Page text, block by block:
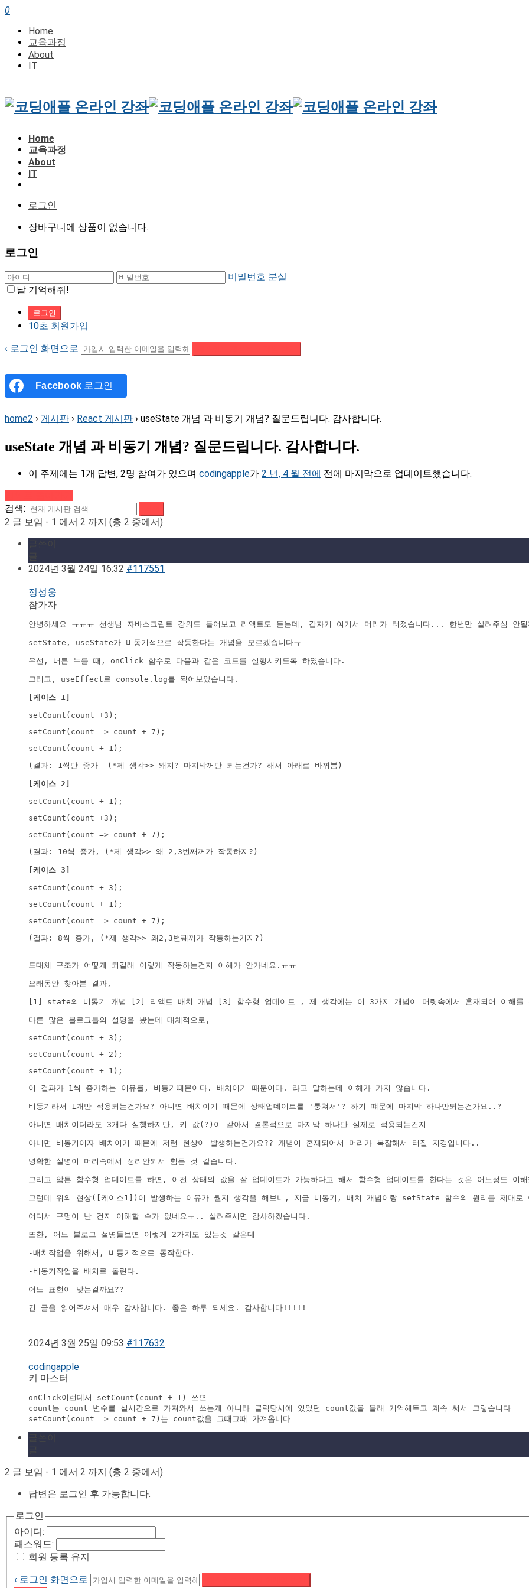
0
Home
교육과정
About
IT
Home
교육과정
About
IT
로그인
장바구니에 상품이 없습니다.
로그인
비밀번호 분실
날 기억해줘!
10초 회원가입
‹ 로그인 화면으로
Facebook 로그인
home2 › 게시판 › React 게시판 › useState 개념 과 비동기 개념? 질문드립니다. 감사합니다.
useState 개념 과 비동기 개념? 질문드립니다. 감사합니다.
이 주제에는 1개 답변, 2명 참여가 있으며 codingapple가 2 년, 4 월 전에 전에 마지막으로 업데이트했습니다.
검색:
2 글 보임 - 1 에서 2 까지 (총 2 중에서)
2024년 3월 24일 16:32 #117551
정성웅
참가자
안녕하세요 ㅠㅠㅠ 선생님 자바스크립트 강의도 들어보고 리액트도 듣는데, 갑자기 여기서 머리가 터졌습니다... 한번만 살려주심 안
setState, useState가 비동기적으로 작동한다는 개념을 모르겠습니다ㅠ
우선, 버튼 누를 때, onClick 함수로 다음과 같은 코드를 실행시키도록 하였습니다.
그리고, useEffect로 console.log를 찍어보았습니다.
[케이스 1]
setCount(count +3);
setCount(count => count + 7);
setCount(count + 1);
(결과: 1씩만 증가  (*제 생각>> 왜지? 마지막꺼만 되는건가? 해서 아래로 바꿔봄)
[케이스 2]
setCount(count + 1);
setCount(count +3);
setCount(count => count + 7);
(결과: 10씩 증가, (*제 생각>> 왜 2,3번째꺼가 작동하지?)
[케이스 3]
setCount(count + 3);
setCount(count + 1);
setCount(count => count + 7);
(결과: 8씩 증가, (*제 생각>> 왜2,3번째꺼가 작동하는거지?)
도대체 구조가 어떻게 되길래 이렇게 작동하는건지 이해가 안가네요.ㅠㅠ
오래동안 찾아본 결과,
[1] state의 비동기 개념 [2] 리액트 배치 개념 [3] 함수형 업데이트 , 제 생각에는 이 3가지 개념이 머릿속에서 혼재되어 이해를
다른 많은 블로그들의 설명을 봤는데 대체적으로,
setCount(count + 3);
setCount(count + 2);
setCount(count + 1);
이 결과가 1씩 증가하는 이유를, 비동기때문이다. 배치이기 때문이다. 라고 말하는데 이해가 가지 않습니다.
비동기라서 1개만 적용되는건가요? 아니면 배치이기 때문에 상태업데이트를 '퉁쳐서'? 하기 떄문에 마지막 하나만되는건가요..?
아니면 배치이더라도 3개다 실행하지만, 키 값(?)이 같아서 결론적으로 마지막 하나만 실제로 적용되는건지
아니면 비동기이자 배치이기 때문에 저런 현상이 발생하는건가요?? 개념이 혼재되어서 머리가 복잡해서 터질 지경입니다..
명확한 설명이 머리속에서 정리안되서 힘든 것 같습니다.
그리고 암튼 함수형 업데이트를 하면, 이전 상태의 값을 잘 업데이트가 가능하다고 해서 함수형 업데이트를 한다는 것은 어느정도 이해
그런데 위의 현상([케이스1])이 발생하는 이유가 뭘지 생각을 해보니, 지금 비동기, 배치 개념이랑 setState 함수의 원리를 제대로
어디서 구멍이 난 건지 이해할 수가 없네요ㅠ.. 살려주시면 감사하겠습니다.
또한, 어느 블로그 설명들보면 이렇게 2가지도 있는것 같은데
-배치작업을 위해서, 비동기적으로 동작한다.
-비동기작업을 배치로 돌린다.
어느 표현이 맞는걸까요??
긴 글을 읽어주셔서 매우 감사합니다. 좋은 하루 되세요. 감사합니다!!!!!
2024년 3월 25일 09:53 #117632
codingapple
키 마스터
onClick이런데서 setCount(count + 1) 쓰면
count는 count 변수를 실시간으로 가져와서 쓰는게 아니라 클릭당시에 있었던 count값을 몰래 기억해두고 계속 써서 그렇습니다
2 글 보임 - 1 에서 2 까지 (총 2 중에서)
답변은 로그인 후 가능합니다.
로그인
아이디:
패스워드:
회원 등록 유지
‹ 로그인 화면으로